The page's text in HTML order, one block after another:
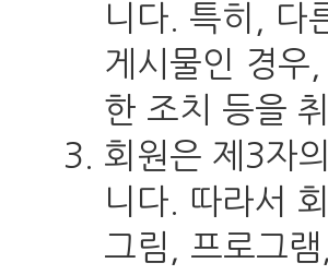
니다. 특히, 다
게시물인 경우
한 조치 등을
회원은 제3자
니다. 따라서
그림, 프로그